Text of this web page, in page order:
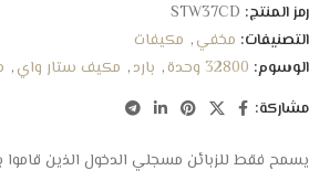
رمز المنتج: STW37CD
التصنيفات: مخفي, مكيفات
الوسوم: 32800 وحدة , بارد, مكيف ستار واي,
مشاركة:
يسمح فقط للزبائن مسجلي الدخول الذين قاموا